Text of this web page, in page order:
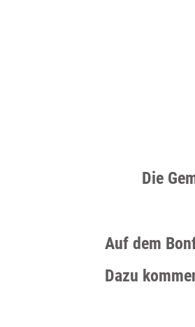
Die
Auf dem
Dazu